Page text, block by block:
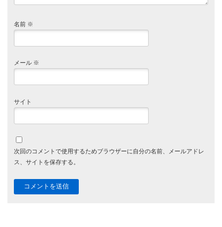
名前 ※
メール ※
サイト
次回のコメントで使用するためブラウザーに自分の名前、メールアドレ
ス、サイトを保存する。